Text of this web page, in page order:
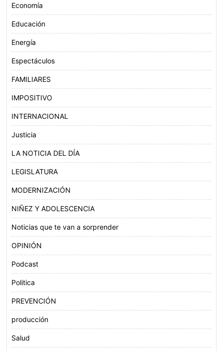
Economía
Educación
Energía
Espectáculos
FAMILIARES
IMPOSITIVO
INTERNACIONAL
Justicia
LA NOTICIA DEL DÍA
LEGISLATURA
MODERNIZACIÓN
NIÑEZ Y ADOLESCENCIA
Noticias que te van a sorprender
OPINIÓN
Podcast
Politica
PREVENCIÓN
producción
Salud